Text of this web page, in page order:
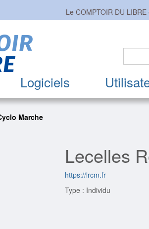
Le COMPTOIR DU
Logiciels
Marche
Lecelles
https://lrcm.fr
Type : Individu